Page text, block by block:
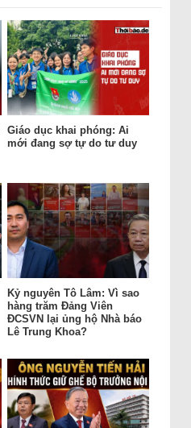
Giáo dục khai phóng: Ai
mới đang sợ tự do tư duy
Kỷ nguyên Tô Lâm: Vì sao
hàng trăm Đảng Viên
ĐCSVN lại ủng hộ Nhà báo
Lê Trung Khoa?